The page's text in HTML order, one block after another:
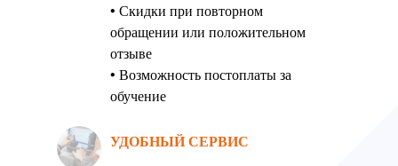
• Скидки при повторном
обращении или положительном
отзыве
• Возможность постоплаты за
обучение
УДОБНЫЙ СЕРВИС